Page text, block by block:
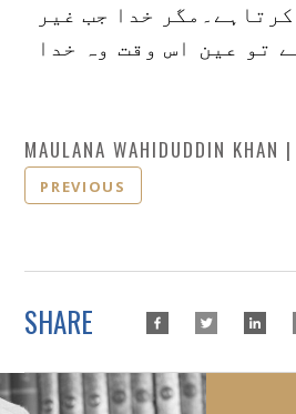
خدا جب غیر
تو عین اس وقت وہ خدا
MAULANA WAHIDUDDIN KHAN
PREVIOUS
SHARE